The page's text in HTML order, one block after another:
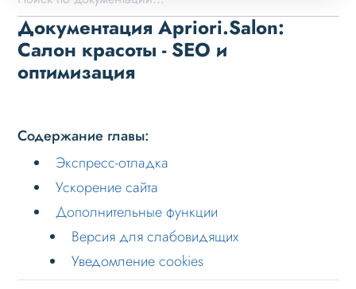
Возможности
Примеры страниц
Установка и обновление
Оформление контента
Слайдер
Мультирегиональность
Меню сайта
Блоки / секции сайта
Документация Apriori.Salon:
Салон красоты - SEO и
оптимизация
Содержание главы:
Экспресс-отладка
Ускорение сайта
Дополнительные функции
Версия для слабовидящих
Уведомление cookies